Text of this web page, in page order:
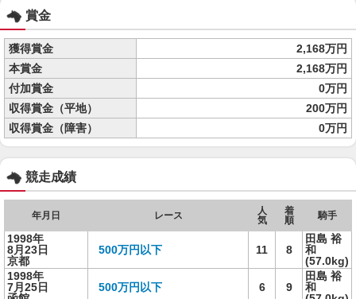
賞金
獲得賞金
2,168万円
本賞金
2,168万円
付加賞金
0万円
収得賞金（平地）
200万円
収得賞金（障害）
0万円
競走成績
年月日 レース
人
気
着
順
騎手
1998年
8月23日
京都
500万円以下 11 8
田島 裕
和
(57.0kg)
1998年
7月25日
500万円以下 6 9
田島 裕
和